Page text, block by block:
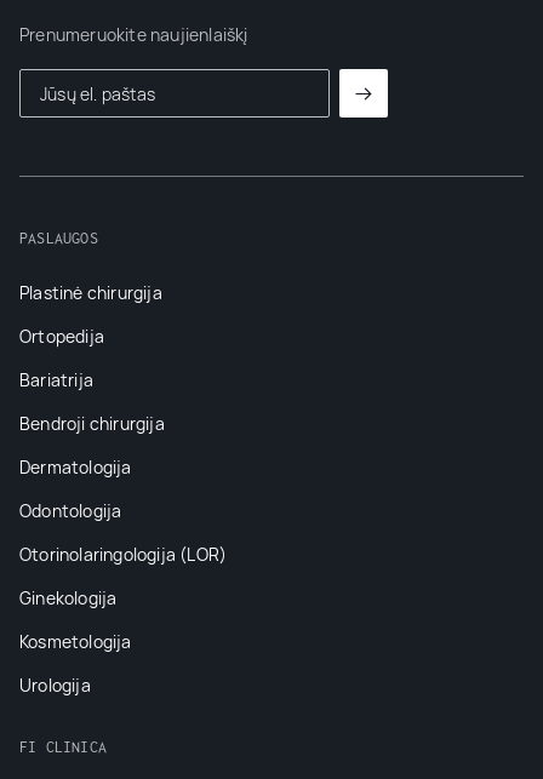
Prenumeruokite naujienlaiškį
PASLAUGOS
Plastinė chirurgija
Ortopedija
Bariatrija
Bendroji chirurgija
Dermatologija
Odontologija
Otorinolaringologija (LOR)
Ginekologija
Kosmetologija
Urologija
FI CLINICA